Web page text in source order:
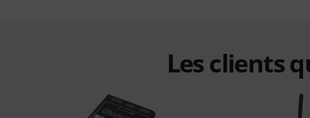
Les clients